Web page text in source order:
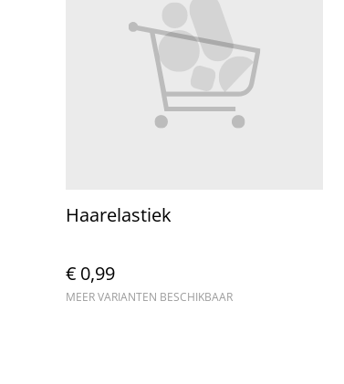
Haarelastiek
€ 0,99
MEER VARIANTEN BESCHIKBAAR